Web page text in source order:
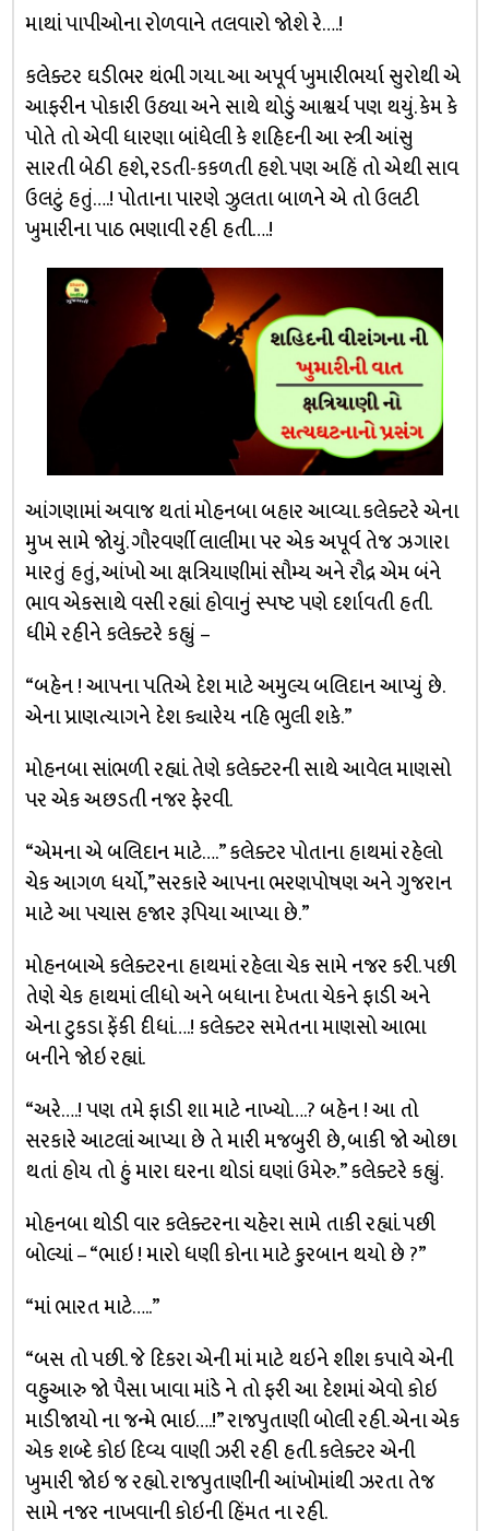
માથાં પાપીઓના રોળવાને તલવારો જોશે રે….!
કલેક્ટર ઘડીભર થંભી ગયા. આ અપૂર્વ ખુમારીભર્યા સુરોથી એ
આફરીન પોકારી ઉઠ્યા અને સાથે થોડું આશ્વર્ય પણ થયું. કેમ કે
પોતે તો એવી ધારણા બાંધેલી કે શહિદની આ સ્ત્રી આંસુ
સારતી બેઠી હશે, રડતી-કકળતી હશે. પણ અહિં તો એથી સાવ
ઉલટું હતું….! પોતાના પારણે ઝુલતા બાળને એ તો ઉલટી
ખુમારીના પાઠ ભણાવી રહી હતી….!
આંગણામાં અવાજ થતાં મોહનબા બહાર આવ્યા. કલેક્ટરે એના
મુખ સામે જોયું. ગૌરવર્ણી લાલીમા પર એક અપૂર્વ તેજ ઝગારા
મારતું હતું, આંખો આ ક્ષત્રિયાણીમાં સૌમ્ય અને રૌદ્ર એમ બંને
ભાવ એકસાથે વસી રહ્યાં હોવાનું સ્પષ્ટ પણે દર્શાવતી હતી.
ધીમે રહીને કલેક્ટરે કહ્યું –
“બહેન ! આપના પતિએ દેશ માટે અમુલ્ય બલિદાન આપ્યું છે.
એના પ્રાણત્યાગને દેશ ક્યારેય નહિ ભુલી શકે.”
મોહનબા સાંભળી રહ્યાં. તેણે કલેક્ટરની સાથે આવેલ માણસો
પર એક અછડતી નજર ફેરવી.
“એમના એ બલિદાન માટે….” કલેક્ટર પોતાના હાથમાં રહેલો
ચેક આગળ ધર્યો,”સરકારે આપના ભરણપોષણ અને ગુજરાન
માટે આ પચાસ હજાર રૂપિયા આપ્યા છે.”
મોહનબાએ કલેક્ટરના હાથમાં રહેલા ચેક સામે નજર કરી. પછી
તેણે ચેક હાથમાં લીધો અને બધાના દેખતા ચેકને ફાડી અને
એના ટુકડા ફેંકી દીધાં….! કલેક્ટર સમેતના માણસો આભા
બનીને જોઇ રહ્યાં.
“અરે….! પણ તમે ફાડી શા માટે નાખ્યો….? બહેન ! આ તો
સરકારે આટલાં આપ્યા છે તે મારી મજબુરી છે, બાકી જો ઓછા
થતાં હોય તો હું મારા ઘરના થોડાં ઘણાં ઉમેરુ.” કલેક્ટરે કહ્યું.
મોહનબા થોડી વાર કલેક્ટરના ચહેરા સામે તાકી રહ્યાં. પછી
બોલ્યાં – “ભાઇ ! મારો ધણી કોના માટે કુરબાન થયો છે ?”
“માં ભારત માટે…..”
“બસ તો પછી. જે દિકરા એની માં માટે થઇને શીશ કપાવે એની
વહુઆરુ જો પૈસા ખાવા માંડે ને તો ફરી આ દેશમાં એવો કોઇ
માડીજાયો ના જન્મે ભાઇ….!” રાજપુતાણી બોલી રહી. એના એક
એક શબ્દે કોઇ દિવ્ય વાણી ઝરી રહી હતી. કલેક્ટર એની
ખુમારી જોઇ જ રહ્યો. રાજપુતાણીની આંખોમાંથી ઝરતા તેજ
સામે નજર નાખવાની કોઇની હિંમત ના રહી.